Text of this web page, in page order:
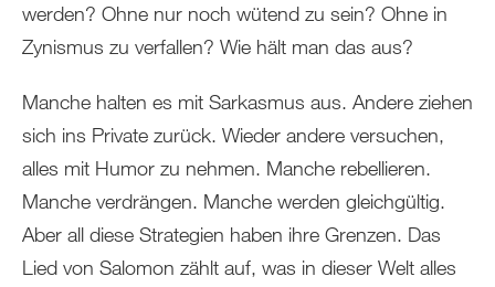
werden? Ohne nur noch wütend zu sein? Ohne in
Zynismus zu verfallen? Wie hält man das aus?
Manche halten es mit Sarkasmus aus. Andere ziehen
sich ins Private zurück. Wieder andere versuchen,
alles mit Humor zu nehmen. Manche rebellieren.
Manche verdrängen. Manche werden gleichgültig.
Aber all diese Strategien haben ihre Grenzen. Das
Lied von Salomon zählt auf, was in dieser Welt alles